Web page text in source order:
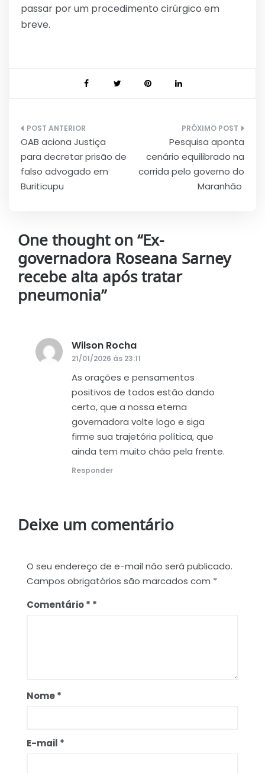
passar por um procedimento cirúrgico em
breve.
Navegação
de
Post
OAB aciona Justiça
para decretar prisão de
falso advogado em
Buriticupu
Pesquisa aponta
cenário equilibrado na
corrida pelo governo do
Maranhão
One thought on “Ex-
governadora Roseana Sarney
recebe alta após tratar
pneumonia”
Wilson Rocha
21/01/2026 às 23:11
As orações e pensamentos
positivos de todos estão dando
certo, que a nossa eterna
governadora volte logo e siga
firme sua trajetória política, que
ainda tem muito chão pela frente.
Responder
Deixe um comentário
O seu endereço de e-mail não será publicado.
Campos obrigatórios são marcados com *
Comentário*
Nome*
E-mail *